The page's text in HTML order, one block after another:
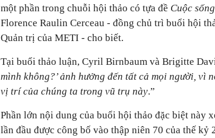
một phần trong chuỗi hội thảo có tựa đề Cuộc
Florence Raulin Cerceau - đồng chủ trì buổi hội
Quản trị của METI - cho biết.
Tại buổi thảo luận, Cyril Birnbaum và Brigitte
mình không?’ ảnh hưởng đến tất cả mọi người, vì
vị trí của chúng ta trong vũ trụ này.”
Phần lớn nội dung của buổi hội thảo đặc biệt này
lần đầu được công bố vào thập niên 70 của thế